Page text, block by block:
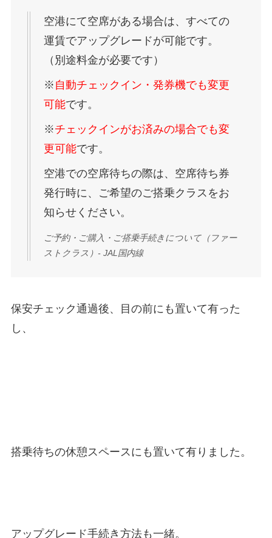
空港にて空席がある場合は、すべての
運賃でアップグレードが可能です。
（別途料金が必要です）
※ 自動チェックイン・発券機でも変更
可能です。
※チェックインがお済みの場合でも変
更可能です。
空港での空席待ちの際は、空席待ち券
発行時に、ご希望のご搭乗クラスをお
知らせください。
ご予約・ご購入・ご搭乗手続きについて（ファー
ストクラス）- JAL国内線
保安チェック通過後、目の前にも置いて有った
し、
搭乗待ちの休憩スペースにも置いて有りました。
アップグレード手続き方法も一緒。